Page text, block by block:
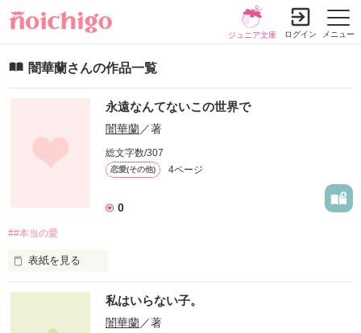
メニュー
ジュニア文庫 ログイン
闇華蘭さんの作品一覧
永遠なんてないこの世界で
闇華蘭／著
総文字数/307
恋愛(その他) 4ページ
0
##本当の愛
表紙を見る
未編集
私はいらない子。
闇華蘭／著